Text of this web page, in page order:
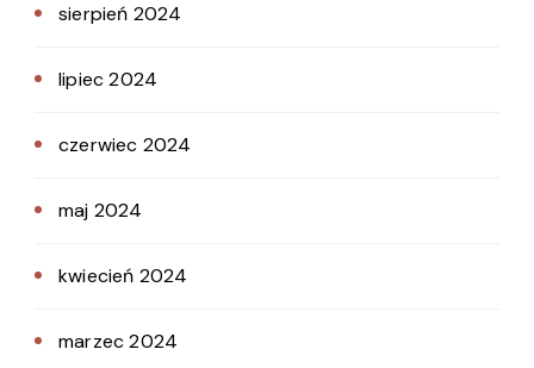
sierpień 2024
lipiec 2024
czerwiec 2024
maj 2024
kwiecień 2024
marzec 2024